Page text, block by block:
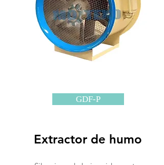
GDF-P
Extractor de humo